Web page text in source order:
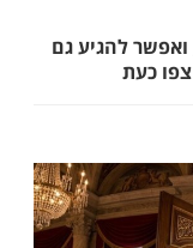
להגיע גם